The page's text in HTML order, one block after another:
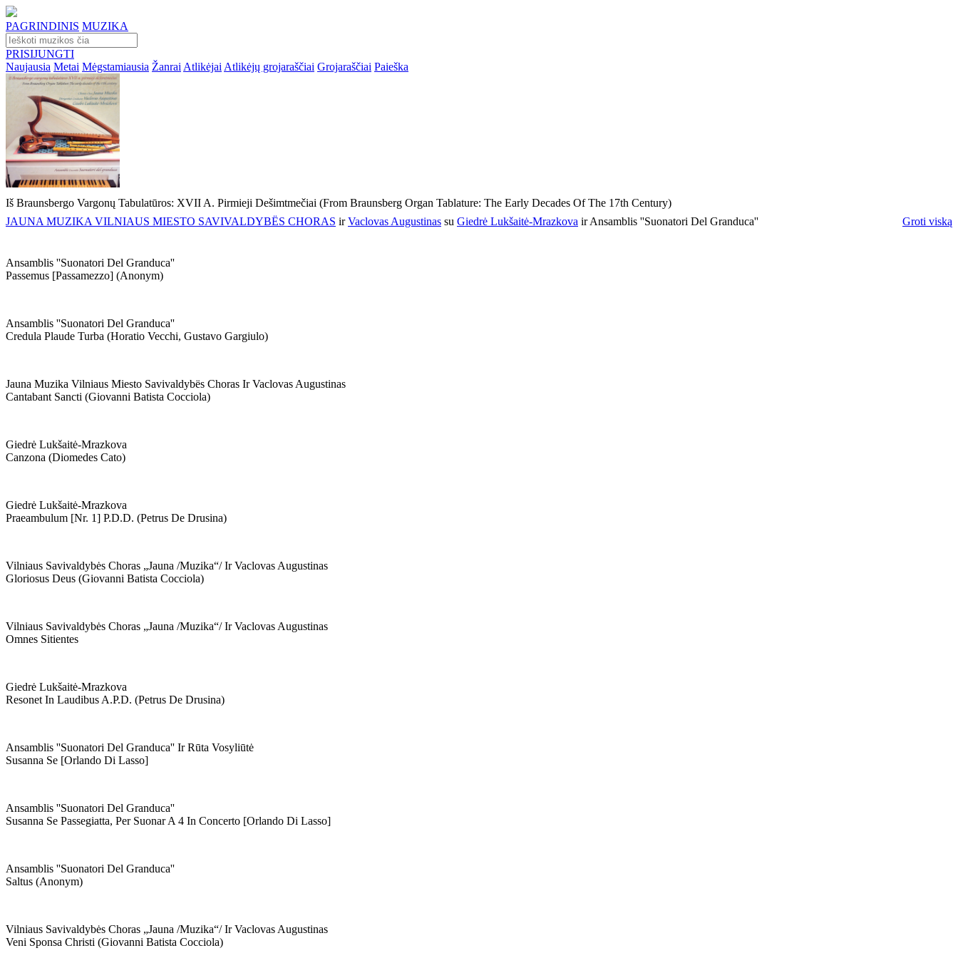
PAGRINDINIS MUZIKA
PRISIJUNGTI
Naujausia Metai Mėgstamiausia Žanrai Atlikėjai Atlikėjų grojaraščiai Grojaraščiai Paieška
Iš Braunsbergo Vargonų Tabulatūros: XVII A. Pirmieji Dešimtmečiai (From Braunsberg Organ Tablature: The Early Decades Of The 17th Century)
JAUNA MUZIKA VILNIAUS MIESTO SAVIVALDYBËS CHORAS irVaclovas Augustinas su Giedrė Lukšaitė-Mrazkova ir Ansamblis ''Suonatori Del Granduca'' Groti viską
Ansamblis ''suonatori Del Granduca''
Passemus [passamezzo] (anonym)
Ansamblis ''suonatori Del Granduca''
Credula Plaude Turba (horatio Vecchi, Gustavo Gargiulo)
Jauna Muzika Vilniaus Miesto Savivaldybës Choras Ir Vaclovas Augustinas
Cantabant Sancti (giovanni Batista Cocciola)
Giedrė Lukšaitė-Mrazkova
Canzona (diomedes Cato)
Giedrė Lukšaitė-Mrazkova
Praeambulum [nr. 1] P.d.d. (petrus De Drusina)
Vilniaus Savivaldybės Choras „jauna /muzika“/ Ir Vaclovas Augustinas
Gloriosus Deus (giovanni Batista Cocciola)
Vilniaus Savivaldybės Choras „jauna /muzika“/ Ir Vaclovas Augustinas
Omnes Sitientes
Giedrė Lukšaitė-Mrazkova
Resonet In Laudibus A.p.d. (petrus De Drusina)
Ansamblis ''suonatori Del Granduca'' Ir Rūta Vosyliūtė
Susanna Se [orlando Di Lasso]
Ansamblis ''suonatori Del Granduca''
Susanna Se Passegiatta, Per Suonar A 4 In Concerto [orlando Di Lasso]
Ansamblis ''suonatori Del Granduca''
Saltus (anonym)
Vilniaus Savivaldybės Choras „jauna /muzika“/ Ir Vaclovas Augustinas
Veni Sponsa Christi (giovanni Batista Cocciola)